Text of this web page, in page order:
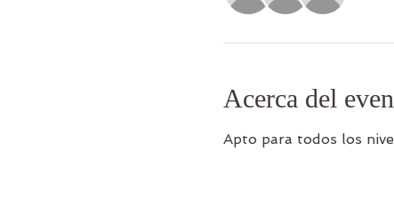
Acerca del
Apto para todos los